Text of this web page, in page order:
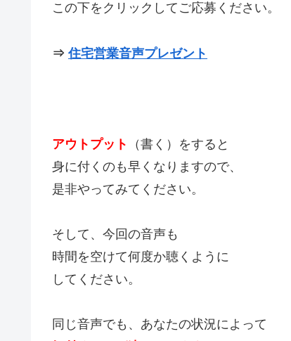
この下をクリックしてご応募ください。
⇒住宅営業音声プレゼント
アウトプット
（書く）をすると
身に付くのも早くなりますので、
是非やってみてください。
そして、今回の音声も
時間を空けて何度か聴くように
してください。
同じ音声でも、あなたの状況によって